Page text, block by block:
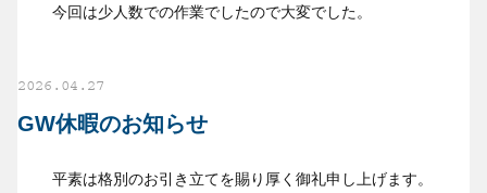
今回は少人数での作業でしたので大変でした。
2026.04.27
GW休暇のお知らせ
平素は格別のお引き立てを賜り厚く御礼申し上げます。